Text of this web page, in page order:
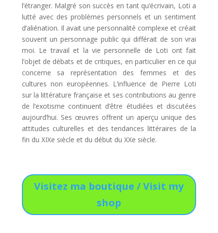
l’étranger. Malgré son succès en tant qu’écrivain, Loti a
lutté avec des problèmes personnels et un sentiment
d’aliénation. Il avait une personnalité complexe et créait
souvent un personnage public qui différait de son vrai
moi. Le travail et la vie personnelle de Loti ont fait
l’objet de débats et de critiques, en particulier en ce qui
concerne sa représentation des femmes et des
cultures non européennes. L’influence de Pierre Loti
sur la littérature française et ses contributions au genre
de l’exotisme continuent d’être étudiées et discutées
aujourd’hui. Ses œuvres offrent un aperçu unique des
attitudes culturelles et des tendances littéraires de la
fin du XIXe siècle et du début du XXe siècle.
Visitez ma boutique / Visit my
shop